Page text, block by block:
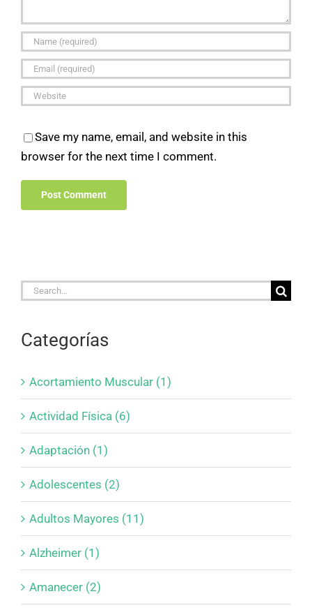
Save my name, email, and website in this
browser for the next time I comment.
Search
Categorías
Acortamiento Muscular (1)
Actividad Física (6)
Adaptación (1)
Adolescentes (2)
Adultos Mayores (11)
Alzheimer (1)
Amanecer (2)